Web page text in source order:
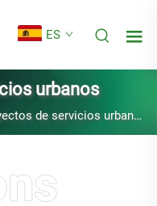
ES
urbanos
de servicios urbanos